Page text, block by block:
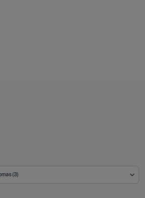
(3)